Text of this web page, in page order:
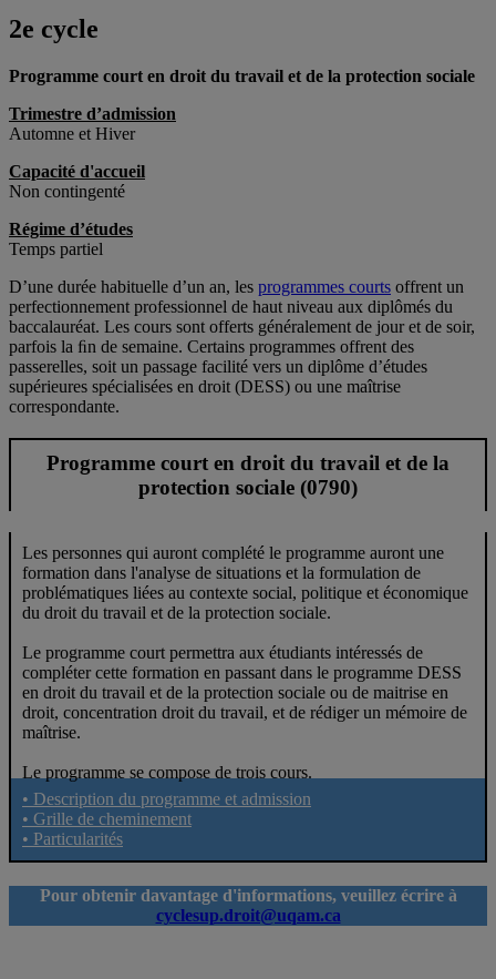
2e cycle
Programme court en droit du travail et de la protection sociale
Trimestre d’admission
Automne et Hiver
Capacité d'accueil
Non contingenté
Régime d’études
Temps partiel
D’une durée habituelle d’un an, les programmes courts offrent un
perfectionnement professionnel de haut niveau aux diplômés du
baccalauréat. Les cours sont offerts généralement de jour et de soir,
parfois la ﬁn de semaine. Certains programmes offrent des
passerelles, soit un passage facilité vers un diplôme d’études
supérieures spécialisées en droit (DESS) ou une maîtrise
correspondante.
Programme court en droit du travail et de la
protection sociale (0790)
Les personnes qui auront complété le programme auront une
formation dans l'analyse de situations et la formulation de
problématiques liées au contexte social, politique et économique
du droit du travail et de la protection sociale.
Le programme court permettra aux étudiants intéressés de
compléter cette formation en passant dans le programme DESS
en droit du travail et de la protection sociale ou de maitrise en
droit, concentration droit du travail, et de rédiger un mémoire de
maîtrise.
Le programme se compose de trois cours.
• Description du programme et admission
• Grille de cheminement
• Particularités
Pour obtenir davantage d'informations, veuillez écrire à
cyclesup.droit@uqam.ca